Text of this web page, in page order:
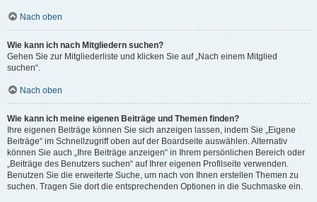
Nach oben
Wie kann ich nach Mitgliedern suchen?
Gehen Sie zur Mitgliederliste und klicken Sie auf „Nach einem Mitglied
suchen“.
Nach oben
Wie kann ich meine eigenen Beiträge und Themen finden?
Ihre eigenen Beiträge können Sie sich anzeigen lassen, indem Sie „Eigene
Beiträge“ im Schnellzugriff oben auf der Boardseite auswählen. Alternativ
können Sie auch „Ihre Beiträge anzeigen“ in Ihrem persönlichen Bereich oder
„Beiträge des Benutzers suchen“ auf Ihrer eigenen Profilseite verwenden.
Benutzen Sie die erweiterte Suche, um nach von Ihnen erstellen Themen zu
suchen. Tragen Sie dort die entsprechenden Optionen in die Suchmaske ein.